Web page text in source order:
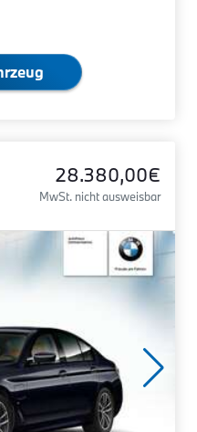
28.380,00€
MwSt. nicht ausweisbar